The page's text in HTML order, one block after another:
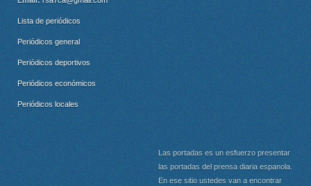
Lista de periódicos
Periódicos general
Periódicos deportivos
Periódicos económicos
Periódicos locales
Las portadas es un esfuerzo presentar
las portadas del prensa diaria espanola.
En ese sitio ustedes van a encontrar